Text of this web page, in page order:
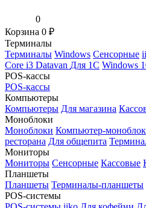
0
Корзина 0 ₽
Терминалы
Терминалы Windows Сенсорные
Core i3 Datavan Для 1С Windows
POS-кассы
POS-кассы
Компьютеры
Компьютеры Для магазина
Моноблоки
Моноблоки Компьютер-моноблок
ресторана Для общепита
Мониторы
Мониторы Сенсорные Кассовые
Планшеты
Планшеты Терминалы-планшеты
POS-системы